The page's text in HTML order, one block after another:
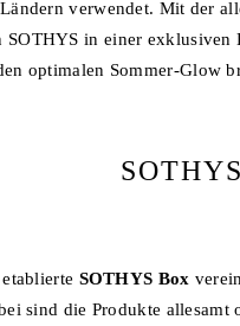
verwendet. Mit der
in einer exklusiven
optimalen Sommer-Glow
SOTHYS Box
sind die Produkte